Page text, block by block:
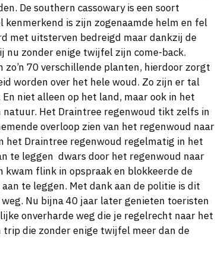
De southern cassowary is een soort
is zijn zogenaamde helm en fel
met uitsterven bedreigd maar dankzij de
nu zonder enige twijfel zijn come-back.
zo’n 70 verschillende planten, hierdoor zorgt
worden over het hele woud. Zo zijn er tal
niet alleen op het land, maar ook in het
natuur. Het Draintree regenwoud tikt zelfs in
overloop zien van het regenwoud naar
het Draintree regenwoud regelmatig in het
te leggen dwars door het regenwoud naar
kwam flink in opspraak en blokkeerde de
te leggen. Met dank aan de politie is dit
Nu bijna 40 jaar later genieten toeristen
onverharde weg die je regelrecht naar het
die zonder enige twijfel meer dan de